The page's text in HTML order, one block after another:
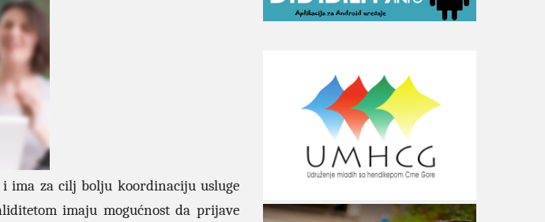
ima za cilj bolju koordinaciju usluge
imaju mogućnost da prijave